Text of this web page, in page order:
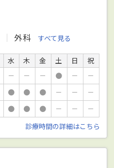
外科 すべて見る
水 木 金 土 日
祝
－ － － ● －
－
● ● ● － －
－
● ● ● － －
－
診療時間の詳細はこちら